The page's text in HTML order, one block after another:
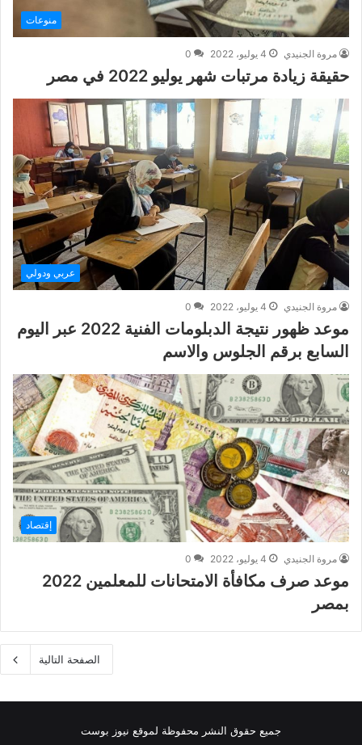
منوعات
مروة الجنيدي 4 يوليو، 2022 0
حقيقة زيادة مرتبات شهر يوليو 2022 في مصر
عربي ودولي
مروة الجنيدي 4 يوليو، 2022 0
موعد ظهور نتيجة الدبلومات الفنية 2022 عبر اليوم
السابع برقم الجلوس والاسم
إقتصاد
مروة الجنيدي 4 يوليو، 2022 0
موعد صرف مكافأة الامتحانات للمعلمين 2022
بمصر
الصفحة التالية
جميع حقوق النشر محفوظة لموقع نيوز بوست